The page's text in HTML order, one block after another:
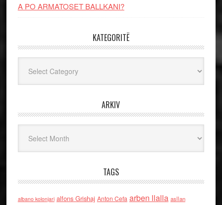
A PO ARMATOSET BALLKANI?
KATEGORITË
ARKIV
TAGS
albano kolonjari alfons Grishaj Anton Cefa arben llalla asllan